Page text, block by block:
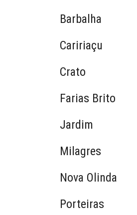
Barbalha
Caririaçu
Crato
Farias Brito
Jardim
Milagres
Nova Olinda
Porteiras